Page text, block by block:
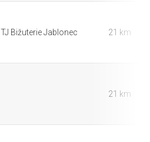
TJ Bižuterie Jablonec 21 km
21 km